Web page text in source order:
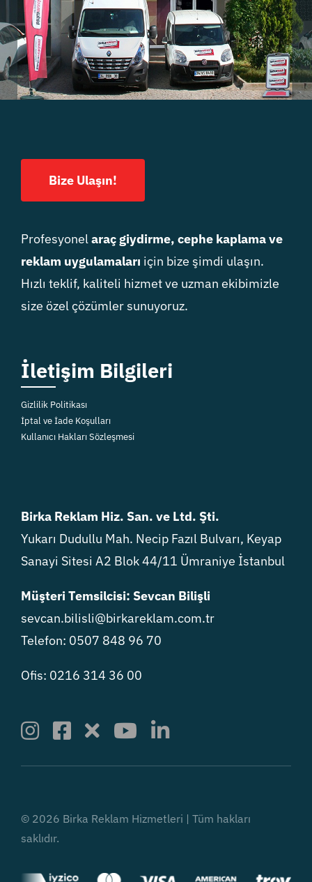
Bize Ulaşın!
Profesyonelaraç giydirme, cephe kaplama ve
reklam uygulamaları için bize şimdi ulaşın.
Hızlı teklif, kaliteli hizmet ve uzman ekibimizle
size özel çözümler sunuyoruz.
İletişim Bilgileri
Gizlilik Politikası
İptal ve İade Koşulları
Kullanıcı Hakları Sözleşmesi
Birka Reklam Hiz. San. ve Ltd. Şti.
Yukarı Dudullu Mah. Necip Fazıl Bulvarı, Keyap
Sanayi Sitesi A2 Blok 44/11 Ümraniye İstanbul
Müşteri Temsilcisi: Sevcan Bilişli
sevcan.bilisli@birkareklam.com.tr
Telefon: 0507 848 96 70
Ofis: 0216 314 36 00
© 2026 Birka Reklam Hizmetleri | Tüm hakları
saklıdır.